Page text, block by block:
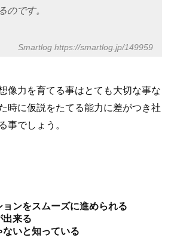
のです。
Smartlog https://smartlog.jp/149959
像力を育てる事はとても大切な事な
時に仮説をたてる能力に差がつき社
事でしょう。
ョンをスムーズに進められる
出来る
いと知っている